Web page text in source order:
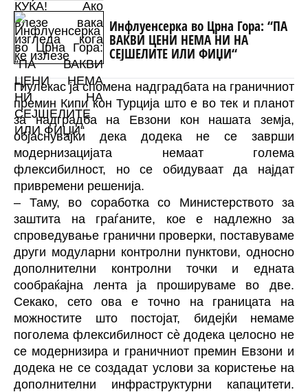
Инфлуенсерка во Црна Гора: “ПА
ВАКВИ ЦЕНИ НЕМА НИ НА
СЕЈШЕЛИТЕ ИЛИ ФИЏИ“
Гиулекас ја спомена надградбата на граничниот
премин Кипи кон Турција што е во тек и планот
за надградба на Евзони кон нашата земја,
објаснувајќи дека додека не се заврши
модернизацијата немаат голема
флексибилност, но се обидуваат да најдат
привремени решенија.
– Таму, во соработка со Министерството за
заштита на граѓаните, кое е надлежно за
спроведување гранични проверки, поставуваме
други модуларни контролни пунктови, односно
дополнителни контролни точки и едната
сообраќајна лента ја прошируваме во две.
Секако, сето ова е точно на границата на
можностите што постојат, бидејќи немаме
поголема флексибилност сè додека целосно не
се модернизира и граничниот премин Евзони и
додека не се создадат услови за користење на
дополнителни инфраструктурни капацитети.